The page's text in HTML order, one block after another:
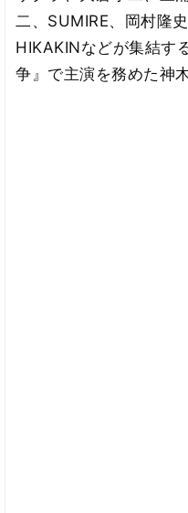
二、SUMIRE、岡村隆
HIKAKINなどが集結す
争』で主演を務めた神